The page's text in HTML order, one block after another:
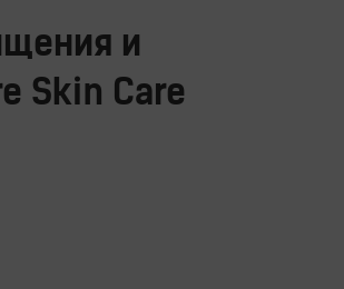
и
Skin Care